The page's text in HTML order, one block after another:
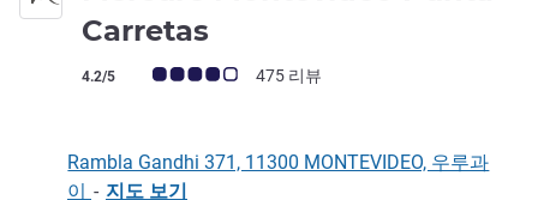
Carretas
고객 평점 (ALL 평가)
4.2/5 475 리뷰
Rambla Gandhi 371, 11300 MONTEVIDEO, 우루과
이
- 지도 보기